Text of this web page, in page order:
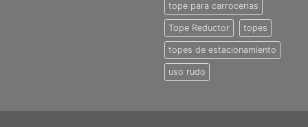
tope para carrocerias
Tope Reductor topes
topes de estacionamiento
uso rudo